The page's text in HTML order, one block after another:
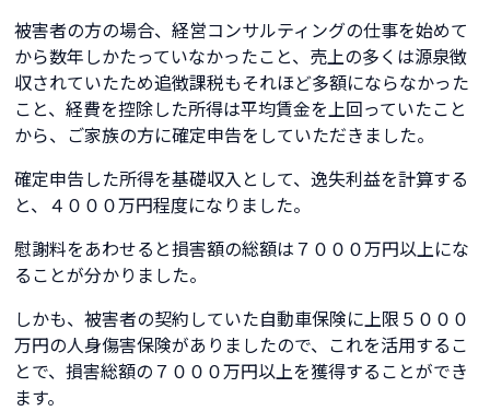
被害者の方の場合、経営コンサルティングの仕事を始めて
から数年しかたっていなかったこと、売上の多くは源泉徴
収されていたため追徴課税もそれほど多額にならなかった
こと、経費を控除した所得は平均賃金を上回っていたこと
から、ご家族の方に確定申告をしていただきました。
確定申告した所得を基礎収入として、逸失利益を計算する
と、４０００万円程度になりました。
慰謝料をあわせると損害額の総額は７０００万円以上にな
ることが分かりました。
しかも、被害者の契約していた自動車保険に上限５０００
万円の人身傷害保険がありましたので、これを活用するこ
とで、損害総額の７０００万円以上を獲得することができ
ます。